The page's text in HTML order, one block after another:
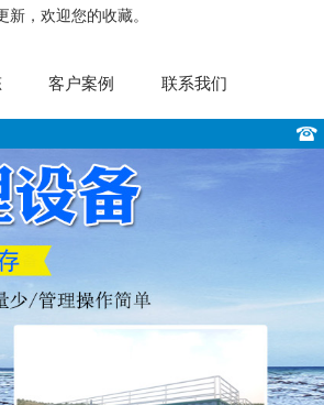
，欢迎您的收藏。
客户案例 联系我们